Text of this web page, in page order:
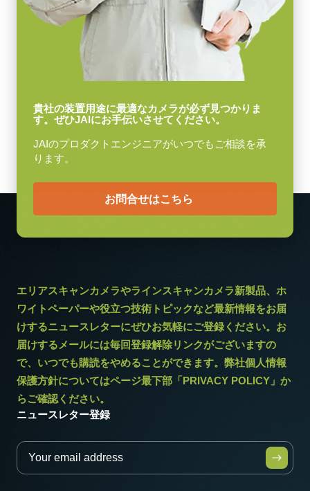
貴社の装置用途に最適なカメラが必ず見つかりま
す。ぜひJAIにお手伝いさせてください。
JAIのプロダクトエンジニアがいつでもご相談を承
ります。
お問合せはこちら
エリアスキャンカメラやラインスキャンカメラ新製品、ホ
ワイトペーパーや役立つ技術トピックなど最新情報をお届
けするニュースレターにぜひお気軽にご登録ください。お
届けするメールには毎回登録解除リンクがございますの
で、いつでも購読をやめることができます。弊社個人情報
保護方針についてはページ最下部「PRIVACY POLICY」か
らご確認ください。
ニュースレター登録